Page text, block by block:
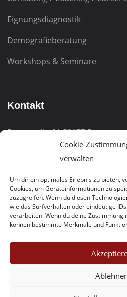
Cookie-
verwalten
Um dir ein optimales Erlebnis zu bieten,
Cookies, um Geräteinformationen zu
zuzugreifen. Wenn du diesen
wie das Surfverhalten oder eindeutige
verarbeiten. Wenn du deine Zustimmung
können bestimmte Merkmale und
Eignungsdiagnostik
Demografieberatung
Workshops & Seminare
Kontakt
Burgstraße 8153177 Bonn
0228 – 323005-0
E-Mail: info@bwabonn.de